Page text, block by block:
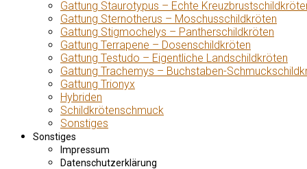
Gattung Staurotypus – Echte
Gattung Sternotherus – Moschusschildkröten
Gattung Stigmochelys – Pantherschildkröten
Gattung Terrapene – Dosenschildkröten
Gattung Testudo – Eigentliche Landschildkröten
Gattung Trachemys – Buchstaben-
Gattung Trionyx
Hybriden
Schildkrötenschmuck
Sonstiges
Sonstiges
Impressum
Datenschutzerklärung